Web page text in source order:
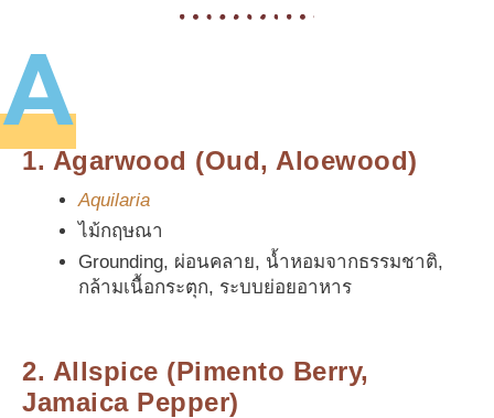
A
1. Agarwood (Oud, Aloewood)
Aquilaria
ไม้กฤษณา
Grounding, ผ่อนคลาย, น้ำหอมจากธรรมชาติ,
กล้ามเนื้อกระตุก, ระบบย่อยอาหาร
2. Allspice (Pimento Berry,
Jamaica Pepper)